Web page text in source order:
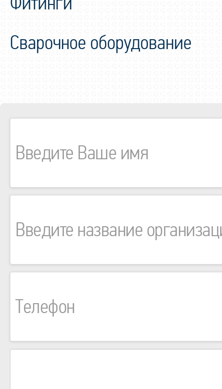
Сварочное оборудование